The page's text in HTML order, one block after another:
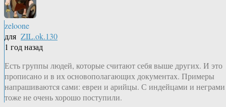
zeloone
для ZIL.ok.130
1 год назад
Есть группы людей, которые считают себя выше других. И это
прописано и в их основополагающих документах. Примеры
напрашиваются сами: евреи и арийцы. С индейцами и неграми
тоже не очень хорошо поступили.